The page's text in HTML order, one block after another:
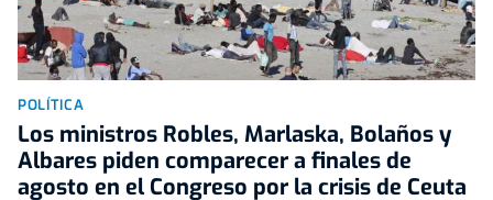
POLÍTICA
Los ministros Robles, Marlaska, Bolaños y
Albares piden comparecer a finales de
agosto en el Congreso por la crisis de Ceuta